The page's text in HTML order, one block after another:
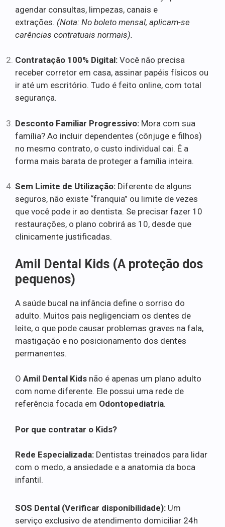
agendar consultas, limpezas, canais e
extrações. (Nota: No boleto mensal, aplicam-se
carências contratuais normais).
Contratação 100% Digital: Você não precisa
receber corretor em casa, assinar papéis físicos ou
ir até um escritório. Tudo é feito online, com total
segurança.
Desconto Familiar Progressivo: Mora com sua
família? Ao incluir dependentes (cônjuge e filhos)
no mesmo contrato, o custo individual cai. É a
forma mais barata de proteger a família inteira.
Sem Limite de Utilização: Diferente de alguns
seguros, não existe “franquia” ou limite de vezes
que você pode ir ao dentista. Se precisar fazer 10
restaurações, o plano cobrirá as 10, desde que
clinicamente justificadas.
Amil Dental Kids (A proteção dos
pequenos)
A saúde bucal na infância define o sorriso do
adulto. Muitos pais negligenciam os dentes de
leite, o que pode causar problemas graves na fala,
mastigação e no posicionamento dos dentes
permanentes.
O Amil Dental Kids não é apenas um plano adulto
com nome diferente. Ele possui uma rede de
referência focada em Odontopediatria.
Por que contratar o Kids?
Rede Especializada: Dentistas treinados para lidar
com o medo, a ansiedade e a anatomia da boca
infantil.
SOS Dental (Verificar disponibilidade): Um
serviço exclusivo de atendimento domiciliar 24h